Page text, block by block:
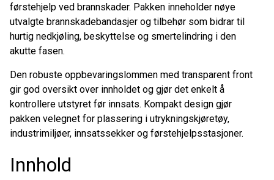
førstehjelp ved brannskader. Pakken inneholder nøye
utvalgte brannskadebandasjer og tilbehør som bidrar til
hurtig nedkjøling, beskyttelse og smertelindring i den
akutte fasen.
Den robuste oppbevaringslommen med transparent front
gir god oversikt over innholdet og gjør det enkelt å
kontrollere utstyret før innsats. Kompakt design gjør
pakken velegnet for plassering i utrykningskjøretøy,
industrimiljøer, innsatssekker og førstehjelpsstasjoner.
Innhold